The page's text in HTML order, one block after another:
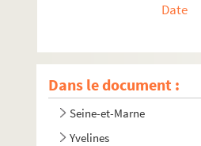
Date
Dans le document :
Seine-et-Marne
Yvelines